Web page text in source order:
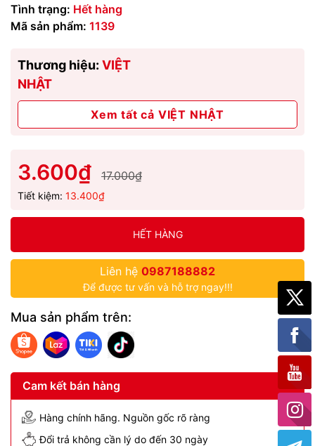
Tình trạng: Hết hàng
Mã sản phẩm: 1139
Thương hiệu: VIỆT
NHẬT
Xem tất cả VIỆT NHẬT
3.600₫ 17.000₫
Tiết kiệm: 13.400₫
HẾT HÀNG
Liên hệ 0987188882
Để được tư vấn và hỗ trợ ngay!!!
Mua sản phẩm trên:
Cam kết bán hàng
Hàng chính hãng. Nguồn gốc rõ ràng
Đổi trả không cần lý do đến 30 ngày